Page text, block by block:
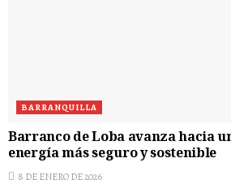
BARRANQUILLA
Barranco de Loba avanza hacia
energía más seguro y sostenible
8 DE ENERO DE 2026